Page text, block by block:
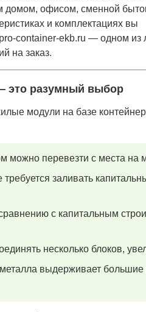
домом, офисом, сменной
и комплектациях вы
container-ekb.ru — одном
на заказ.
это разумный выбор
модули на базе
можно перевезти с места на
заливать
с капитальным
несколько блоков,
выдерживает большие